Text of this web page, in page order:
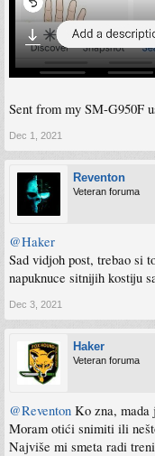
Sent from my SM-G950F
Dec 1, 2021
Reventon
Veteran foruma
@Haker
Sad vidjoh post, trebao si
napuknuce sitnijih kostiju
Dec 3, 2021
Haker
Veteran foruma
@Reventon Ko zna, mada
Moram otići snimiti ili
Najviše mi smeta radi